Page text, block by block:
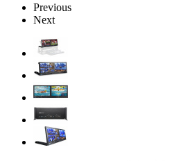
Previous
Next